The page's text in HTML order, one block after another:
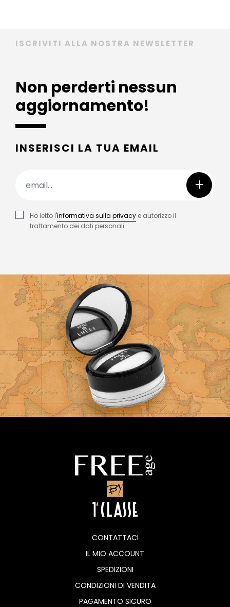
ISCRIVITI ALLA NOSTRA NEWSLETTER
Non perderti nessun
aggiornamento!
INSERISCI LA TUA EMAIL
+
Ho letto l'informativa sulla privacy e autorizzo il
trattamento dei dati personali
CONTATTACI
IL MIO ACCOUNT
SPEDIZIONI
CONDIZIONI DI VENDITA
PAGAMENTO SICURO